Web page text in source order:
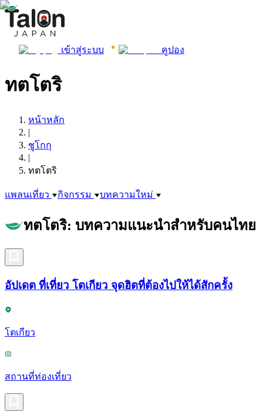
เข้าสู่ระบบ คูปอง
ทตโตริ
หน้าหลัก
|
ชูโกกุ
|
ทตโตริ
แพลนเที่ยว กิจกรรม บทความใหม่
ทตโตริ: บทความแนะนำสำหรับคนไทย
อัปเดต ที่เที่ยว โตเกียว จุดฮิตที่ต้องไปให้ได้สักครั้ง
โตเกียว
สถานที่ท่องเที่ยว